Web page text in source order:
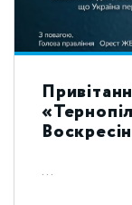
...